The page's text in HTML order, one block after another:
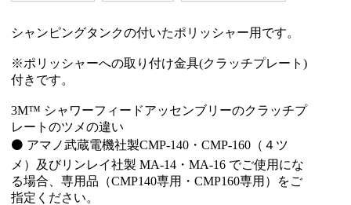
シャンピングタンクの付いたポリッシャー用です。
※ポリッシャーへの取り付け金具(クラッチプレート)
付きです。
3M™ シャワーフィードアッセンブリーのクラッチプ
レートのツメの違い
⚫ アマノ武蔵電機社製CMP-140・CMP-160（４ツ
メ）及びリンレイ社製 MA-14・MA-16 でご使用にな
る場合、専用品（CMP140専用・CMP160専用）をご
指定ください。